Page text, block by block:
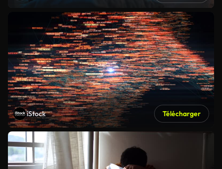
iStock Télécharger